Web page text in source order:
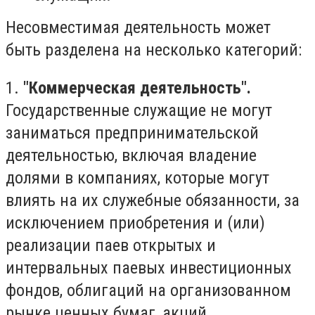
Несовместимая деятельность может
быть разделена на несколько категорий:
1. "Коммерческая деятельность".
Государственные служащие не могут
заниматься предпринимательской
деятельностью, включая владение
долями в компаниях, которые могут
влиять на их служебные обязанности, за
исключением приобретения и (или)
реализации паев открытых и
интервальных паевых инвестиционных
фондов, облигаций на организованном